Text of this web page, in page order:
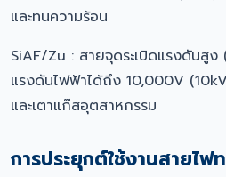
และทนความร้อน
SiAF/Zu : สายจุดระเบิดแรงดันสู
แรงดันไฟฟ้าได้ถึง 10,000V
และเตาแก๊สอุตสาหกรรม
การประยุกต์ใช้งานสายไ